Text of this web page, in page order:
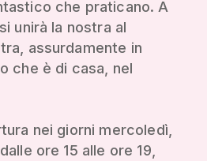
che praticano. A
unirà la nostra al
assurdamente in
che è di casa, nel
nei giorni mercoledì,
ore 15 alle ore 19,